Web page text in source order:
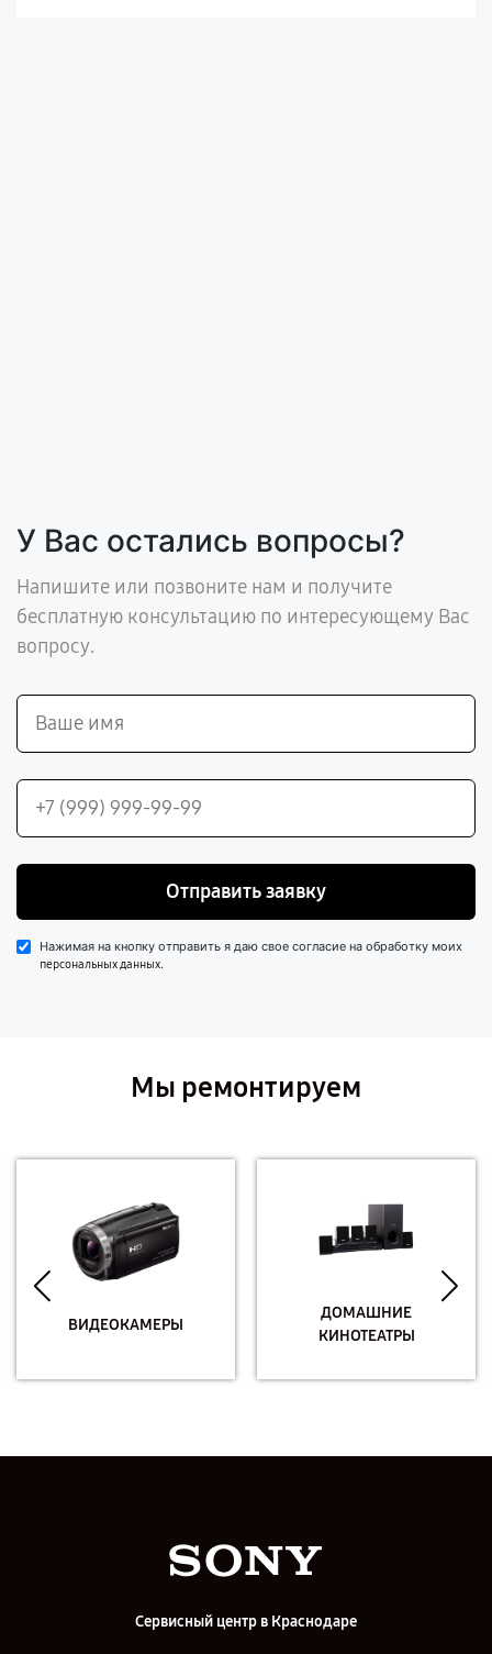
У Вас остались вопросы?
Напишите или позвоните нам и получите
бесплатную консультацию по интересующему Вас
вопросу.
Отправить заявку
Нажимая на кнопку отправить я даю свое согласие на обработку моих
персональных данных.
Мы ремонтируем
ВИДЕОКАМЕРЫ
ДОМАШНИЕ
КИНОТЕАТРЫ
Сервисный центр в Краснодаре